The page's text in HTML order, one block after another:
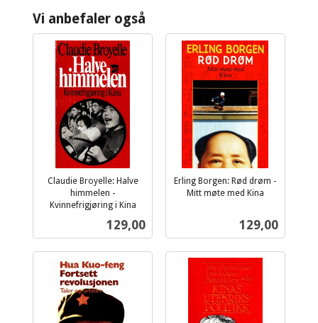
Vi anbefaler også
Claudie Broyelle: Halve
himmelen -
Kvinnefrigjøring i Kina
Pris
129,00
Erling Borgen: Rød drøm -
Mitt møte med Kina
Pris
129,00